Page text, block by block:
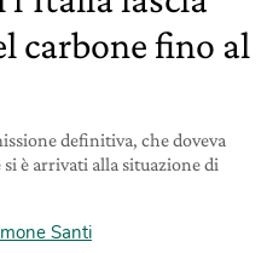
carbone fino al
definitiva, che doveva
è arrivati alla situazione di
Santi